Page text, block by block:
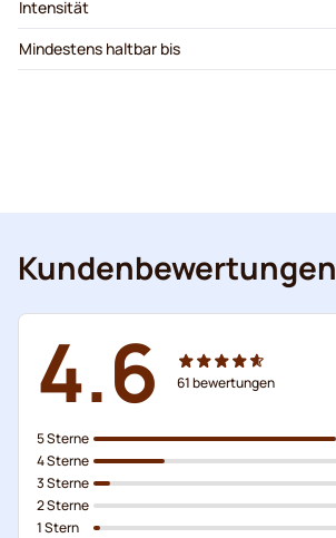
Intensität
Mindestens haltbar bis
Kundenbewertungen
4.6 61bewertungen
5 Sterne
4 Sterne
3 Sterne
2 Sterne
1 Stern